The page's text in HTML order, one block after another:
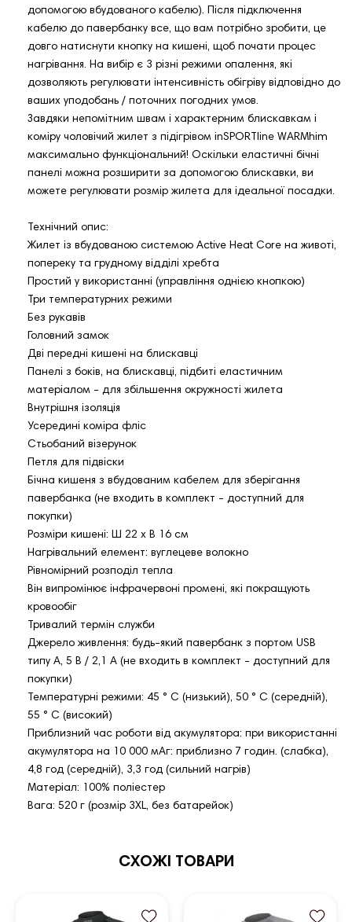
допомогою вбудованого кабелю). Після підключення
кабелю до павербанку все, що вам потрібно зробити, це
довго натиснути кнопку на кишені, щоб почати процес
нагрівання. На вибір є 3 різні режими опалення, які
дозволяють регулювати інтенсивність обігріву відповідно до
ваших уподобань / поточних погодних умов.
Завдяки непомітним швам і характерним блискавкам і
коміру чоловічий жилет з підігрівом inSPORTline WARMhim
максимально функціональний! Оскільки еластичні бічні
панелі можна розширити за допомогою блискавки, ви
можете регулювати розмір жилета для ідеальної посадки.
Технічний опис:
Жилет із вбудованою системою Active Heat Core на животі,
попереку та грудному відділі хребта
Простий у використанні (управління однією кнопкою)
Три температурних режими
Без рукавів
Головний замок
Дві передні кишені на блискавці
Панелі з боків, на блискавці, підбиті еластичним
матеріалом - для збільшення окружності жилета
Внутрішня ізоляція
Усередині коміра фліс
Стьобаний візерунок
Петля для підвіски
Бічна кишеня з вбудованим кабелем для зберігання
павербанка (не входить в комплект - доступний для
покупки)
Розміри кишені: Ш 22 х В 16 см
Нагрівальний елемент: вуглецеве волокно
Рівномірний розподіл тепла
Він випромінює інфрачервоні промені, які покращують
кровообіг
Тривалий термін служби
Джерело живлення: будь-який павербанк з портом USB
типу A, 5 В / 2,1 А (не входить в комплект - доступний для
покупки)
Температурні режими: 45 ° C (низький), 50 ° C (середній),
55 ° C (високий)
Приблизний час роботи від акумулятора: при використанні
акумулятора на 10 000 мАг: приблизно 7 годин. (слабка),
4,8 год (середній), 3,3 год (сильний нагрів)
Матеріал: 100% поліестер
Вага: 520 г (розмір 3XL, без батарейок)
СХОЖІ ТОВАРИ